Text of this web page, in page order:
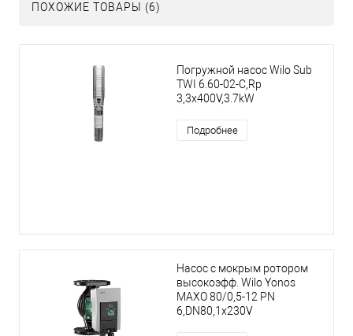
ПОХОЖИЕ ТОВАРЫ (6)
Погружной насос Wilo Sub
TWI 6.60-02-C,Rp
3,3x400V,3.7kW
Подробнее
Насос с мокрым ротором
высокоэфф. Wilo Yonos
MAXO 80/0,5-12 PN
6,DN80,1x230V